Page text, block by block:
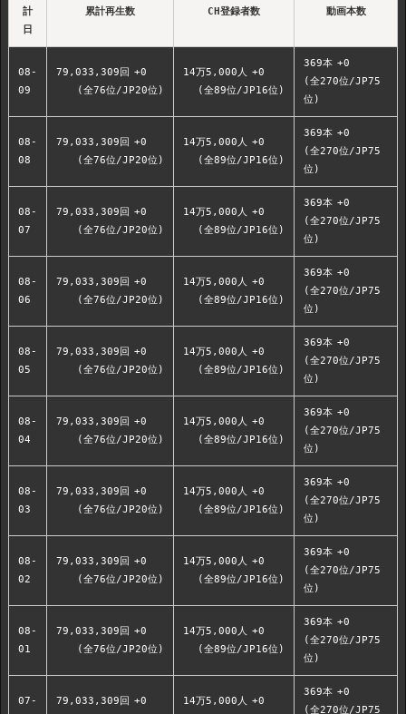
計
日
累計再生数 CH登録者数 動画本数
08-
09
79,033,309回 +0
(全76位/JP20位)
14万5,000人 +0
(全89位/JP16位)
369本 +0
(全270位/JP75
位)
08-
08
79,033,309回 +0
(全76位/JP20位)
14万5,000人 +0
(全89位/JP16位)
369本 +0
(全270位/JP75
位)
08-
07
79,033,309回 +0
(全76位/JP20位)
14万5,000人 +0
(全89位/JP16位)
369本 +0
(全270位/JP75
位)
08-
06
79,033,309回 +0
(全76位/JP20位)
14万5,000人 +0
(全89位/JP16位)
369本 +0
(全270位/JP75
位)
08-
05
79,033,309回 +0
(全76位/JP20位)
14万5,000人 +0
(全89位/JP16位)
369本 +0
(全270位/JP75
位)
08-
04
79,033,309回 +0
(全76位/JP20位)
14万5,000人 +0
(全89位/JP16位)
369本 +0
(全270位/JP75
位)
08-
03
79,033,309回 +0
(全76位/JP20位)
14万5,000人 +0
(全89位/JP16位)
369本 +0
(全270位/JP75
位)
08-
02
79,033,309回 +0
(全76位/JP20位)
14万5,000人 +0
(全89位/JP16位)
369本 +0
(全270位/JP75
位)
08-
01
79,033,309回 +0
(全76位/JP20位)
14万5,000人 +0
(全89位/JP16位)
369本 +0
(全270位/JP75
位)
07-
79,033,309回 +0
14万5,000人 +0
369本 +0
(全270位/JP75